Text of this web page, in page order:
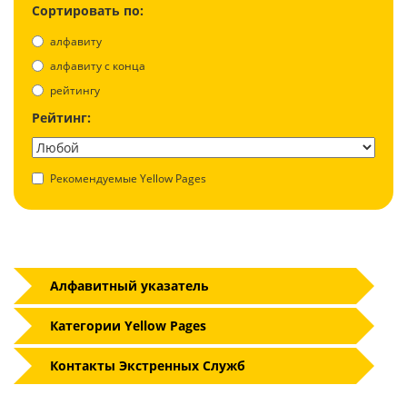
Сортировать по:
алфавиту
aлфавиту с конца
рейтингу
Рейтинг:
Рекомендуемые Yellow Pages
Алфавитный указатель
Категории Yellow Pages
Контакты Экстренных Служб